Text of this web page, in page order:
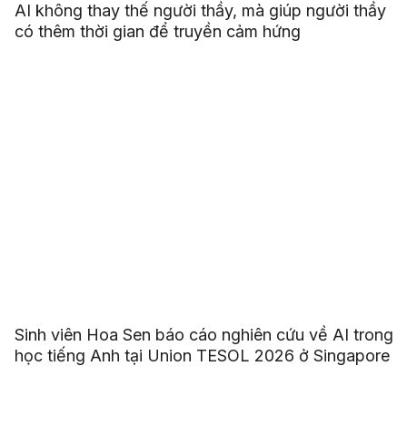
AI không thay thế người thầy, mà giúp người thầy
có thêm thời gian để truyền cảm hứng
Sinh viên Hoa Sen báo cáo nghiên cứu về AI trong
học tiếng Anh tại Union TESOL 2026 ở Singapore